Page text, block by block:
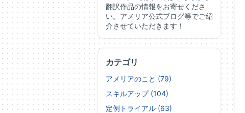
翻訳作品の情報をお寄せくださ
い。アメリア公式ブログ等でご紹
介させていただきます！
カテゴリ
アメリアのこと (79)
スキルアップ (104)
定例トライアル (63)